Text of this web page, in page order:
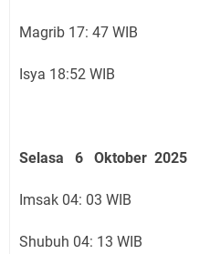
Magrib 17: 47 WIB
Isya 18:52 WIB
Selasa 6 Oktober 2025
Imsak 04: 03 WIB
Shubuh 04: 13 WIB